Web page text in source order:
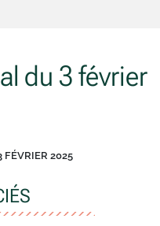
du 3 février
FÉVRIER 2025